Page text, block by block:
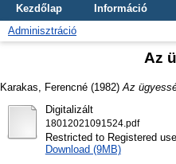
Kezdőlap Információ
Adminisztráció
Az
Karakas, Ferencné (1982) Az
Digitalizált
18012021091524.pdf
Restricted to Registered
Download (9MB)